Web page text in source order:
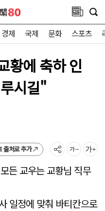
경제 국제 문화 스포츠
황에 축하 인
시길"
출처로 추가
든 교우는 교황님 직무
일정에 맞춰 바티칸으로